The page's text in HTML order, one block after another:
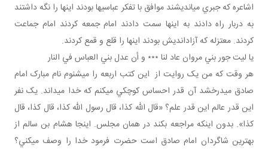
اشاعره که جبري مي انديشند موافق با تفکر عباسي ها بودند اينها را نگه داشتند
به دربار راه دادند به اينها سمت دادند امام جمعه کردند امام جماعت
کردند. معتزله که آزادانديش بودند اينها را قلع و قمع کردند.
يا ليت جور بني مروان عاد لنا ٭٭٭ و أن عدل بني العباس في النار
هر وقت که من يک روايت از اين کتب اربعه را مي شنوم نام مبارک امام
صادق مي درخشد آن قدر احساس کوچکي مي کنم که خدا مي داند. يک نفر
اين قدر عالم اين قدر علم؟ «قال الله کذا، قال رسول الله کذا، قال کذا، قال
کذا». بدون اينکه مراجعه بکند در همان مجلس. اينجا هشام بن سالم از
بهترين شاگردان امام صادق است حضرت فرمود خدا را وصف مي کني؟